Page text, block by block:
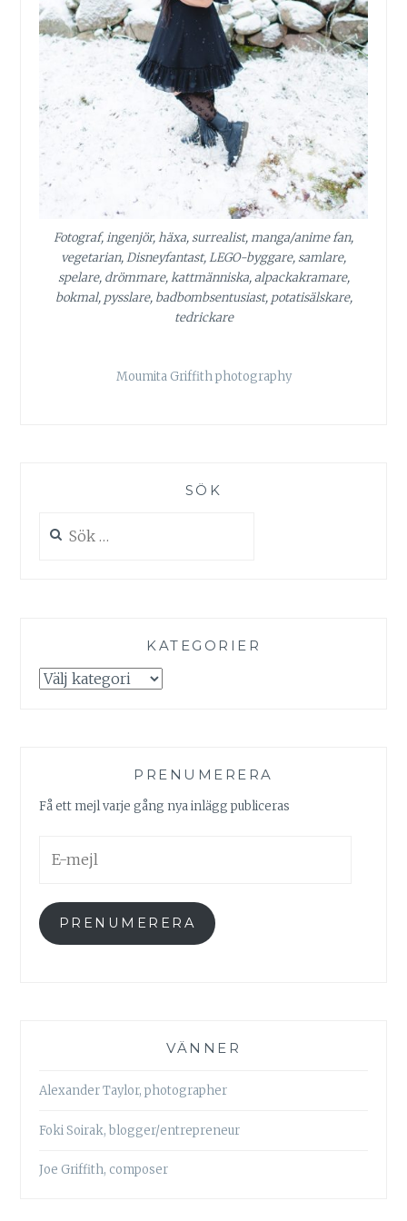
Fotograf, ingenjör, häxa, surrealist, manga/anime fan,
vegetarian, Disneyfantast, LEGO-byggare, samlare,
spelare, drömmare, kattmänniska, alpackakramare,
bokmal, pysslare, badbombsentusiast, potatisälskare,
tedrickare
Moumita Griffith photography
SÖK
efter:
KATEGORIER
Kategorier
PRENUMERERA
Få ett mejl varje gång nya inlägg publiceras
mejl
PRENUMERERA
VÄNNER
Alexander Taylor, photographer
Foki Soirak, blogger/entrepreneur
Joe Griffith, composer